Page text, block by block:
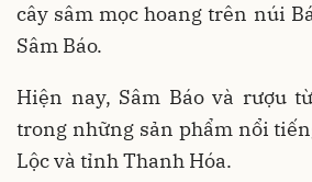
cây sâm mọc hoang trên núi
Sâm Báo.
Hiện nay, Sâm Báo và rượu
trong những sản phẩm nổi
Lộc và tỉnh Thanh Hóa.